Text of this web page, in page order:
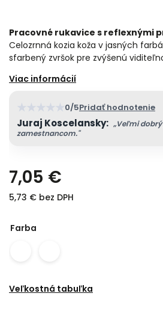
Pracovné rukavice s reflexnými
Celozrnná kozia koža v jasných
sfarbený zvršok pre zvýšenú
★ ★ ★ ★ ★0/5Pridať hodnotenie
Juraj Koscelansky: „Veľmi
zamestnancom."
7,05 €
5,73 € bez DPH
Farba
Veľkostná tabuľka